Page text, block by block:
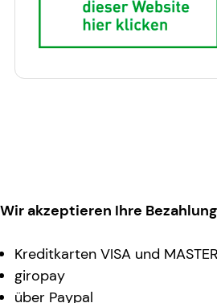
Wir akzeptieren Ihre
Kreditkarten VISA und MASTER
giropay
über Paypal